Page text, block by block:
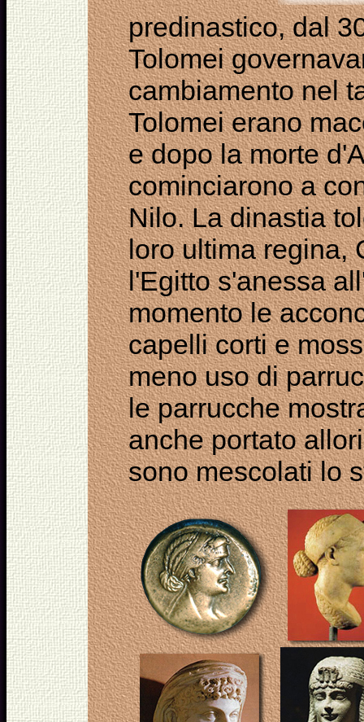
predinastico, dal
Tolomei
cambiamento nel
Tolomei erano
e dopo la morte
cominciarono a
Nilo. La dinastia
loro ultima regina,
l'Egitto s'anessa
momento le
capelli corti e
meno uso di
le parrucche
anche portato
sono mescolati lo